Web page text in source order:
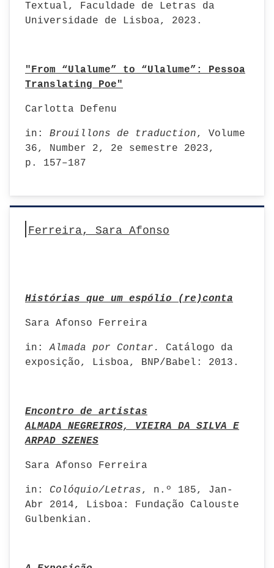
Textual, Faculdade de Letras da
Universidade de Lisboa, 2023.
"From “Ulalume” to “Ulalume”: Pessoa
Translating Poe"
Carlotta Defenu
in: Brouillons de traduction, Volume
36, Number 2, 2e semestre 2023,
p. 157–187
Ferreira, Sara Afonso
Histórias que um espólio (re)conta
Sara Afonso Ferreira
in:Almada por Contar.
Catálogo da
exposição, Lisboa, BNP/Babel: 2013.
Encontro de artistas
ALMADA NEGREIROS, VIEIRA DA SILVA E
ARPAD SZENES
Sara Afonso Ferreira
in: Colóquio/Letras, n.º 185, Jan-
Abr 2014, Lisboa: Fundação Calouste
Gulbenkian.